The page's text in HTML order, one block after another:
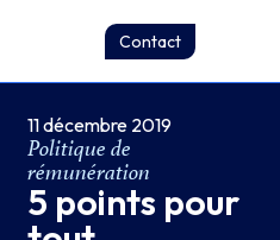
Contact
11 décembre 2019
Politique de
rémunération
5 points pour